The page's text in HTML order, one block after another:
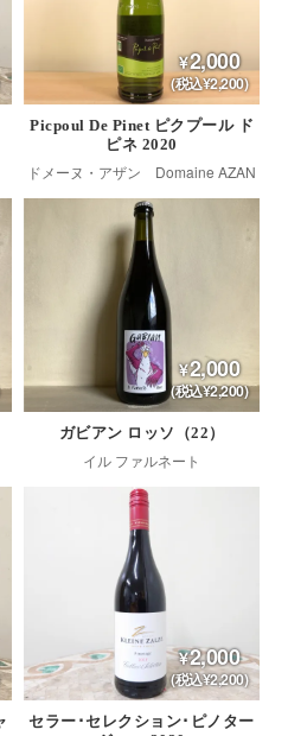
2,000
(税込¥2,200)
Picpoul De Pinet ピクプール ド
ピネ 2020
ドメーヌ・アザン Domaine AZAN
2,000
(税込¥2,200)
ガビアン ロッソ（22）
イル ファルネート
2,000
(税込¥2,200)
セラー･セレクション･ピノター